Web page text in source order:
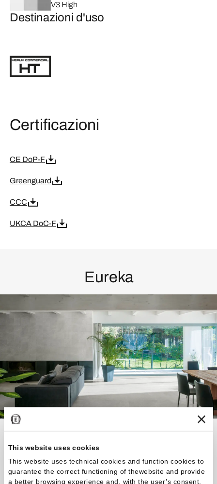
This website uses cookies
This website uses technical cookies and function cookies to
guarantee the correct functioning of thewebsite and provide
a better browsing experience and, with the user’s consent,
V3 High
Destinazioni d'uso
Certificazioni
CE DoP-F
Greenguard
CCC
UKCA DoC-F
Eureka
innovative.
Scopri la Collezione